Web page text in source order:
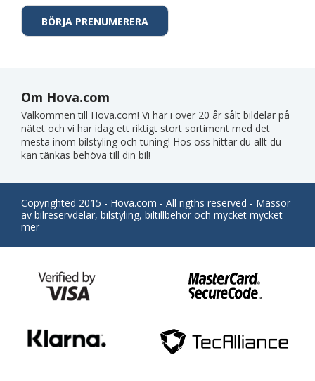
Om Hova.com
Välkommen till Hova.com! Vi har i över 20 år sålt bildelar på
nätet och vi har idag ett riktigt stort sortiment med det
mesta inom bilstyling och tuning! Hos oss hittar du allt du
kan tänkas behöva till din bil!
Copyrighted 2015 - Hova.com - All rigths reserved - Massor
av bilreservdelar, bilstyling, biltillbehör och mycket mycket
mer